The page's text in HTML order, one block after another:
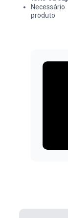
produto